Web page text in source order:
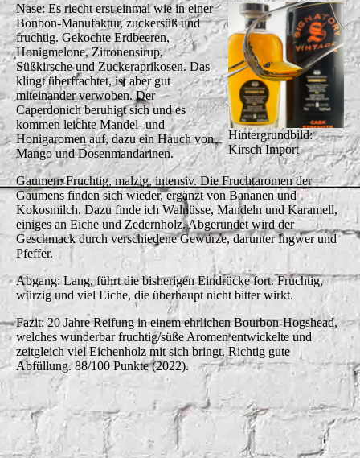
Hintergrundbild:
Kirsch Import
Nase: Es riecht erst einmal wie in einer
Bonbon-Manufaktur, zuckersüß und
fruchtig. Gekochte Erdbeeren,
Honigmelone, Zitronensirup,
Süßkirsche und Zuckeraprikosen. Das
klingt überfrachtet, ist aber gut
miteinander verwoben. Der
Caperdonich beruhigt sich und es
kommen leichte Mandel- und
Honigaromen auf, dazu ein Hauch von
Mango und Dosenmandarinen.
Gaumen: Fruchtig, malzig, intensiv. Die Fruchtaromen der
Gaumens finden sich wieder, ergänzt von Bananen und
Kokosmilch. Dazu finde ich Walnüsse, Mandeln und Karamell,
einiges an Eiche und Zedernholz. Abgerundet wird der
Geschmack durch verschiedene Gewürze, darunter Ingwer und
Pfeffer.
Abgang: Lang, führt die bisherigen Eindrücke fort. Fruchtig,
würzig und viel Eiche, die überhaupt nicht bitter wirkt.
Fazit: 20 Jahre Reifung in einem ehrlichen Bourbon-Hogshead,
welches wunderbar fruchtig/süße Aromen entwickelte und
zeitgleich viel Eichenholz mit sich bringt. Richtig gute
Abfüllung. 88/100 Punkte (2022).